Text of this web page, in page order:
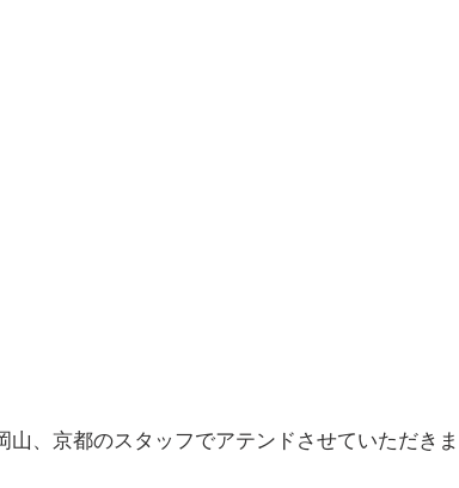
、京都のスタッフでアテンドさせていただきま